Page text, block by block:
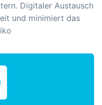
Digitaler Austausch
und minimiert das